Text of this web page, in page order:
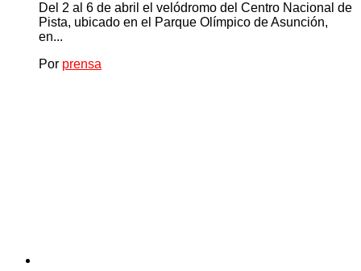
Del 2 al 6 de abril el velódromo del Centro Nacional de
Pista, ubicado en el Parque Olímpico de Asunción,
en...
Por prensa